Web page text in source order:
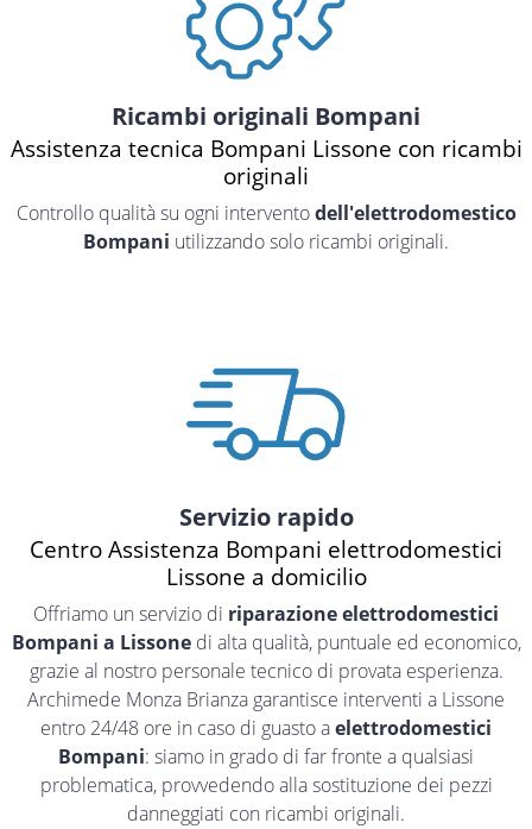
Ricambi originali Bompani
Assistenza tecnica Bompani Lissone con ricambi
originali
Controllo qualità su ogni interventodell'elettrodomestico
Bompani utilizzando solo ricambi originali.
Servizio rapido
Centro Assistenza Bompani elettrodomestici
Lissone a domicilio
Offriamo un servizio di riparazione elettrodomestici
Bompani a Lissonedi alta qualità, puntuale ed economico,
grazie al nostro personale tecnico di provata esperienza.
Archimede Monza Brianza garantisce interventi a Lissone
entro 24/48 ore in caso di guasto aelettrodomestici
Bompani: siamo in grado di far fronte a qualsiasi
problematica, provvedendo alla sostituzione dei pezzi
danneggiati con ricambi originali.